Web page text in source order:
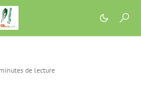
de lecture